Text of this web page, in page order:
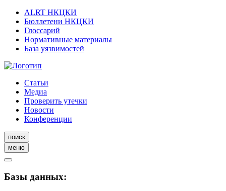
ALRT НКЦКИ
Бюллетени НКЦКИ
Глоссарий
Нормативные материалы
База уязвимостей
Статьи
Медиа
Проверить утечки
Новости
Конференции
поиск
меню
Базы данных: